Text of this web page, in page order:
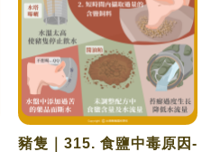
豬隻｜315. 食鹽中毒原因-